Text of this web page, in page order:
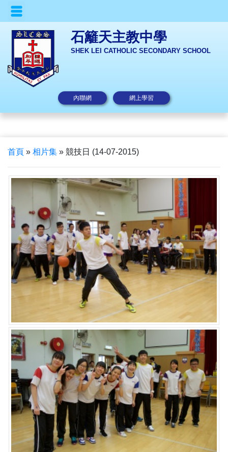
石籬天主教中學
SHEK LEI CATHOLIC SECONDARY SCHOOL
內聯網 網上學習
首頁 » 相片集 » 競技日 (14-07-2015)